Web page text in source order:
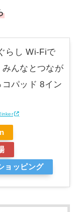
らし Wi-Fiで
んなとつなが
コパッド 8イン
ョッピング